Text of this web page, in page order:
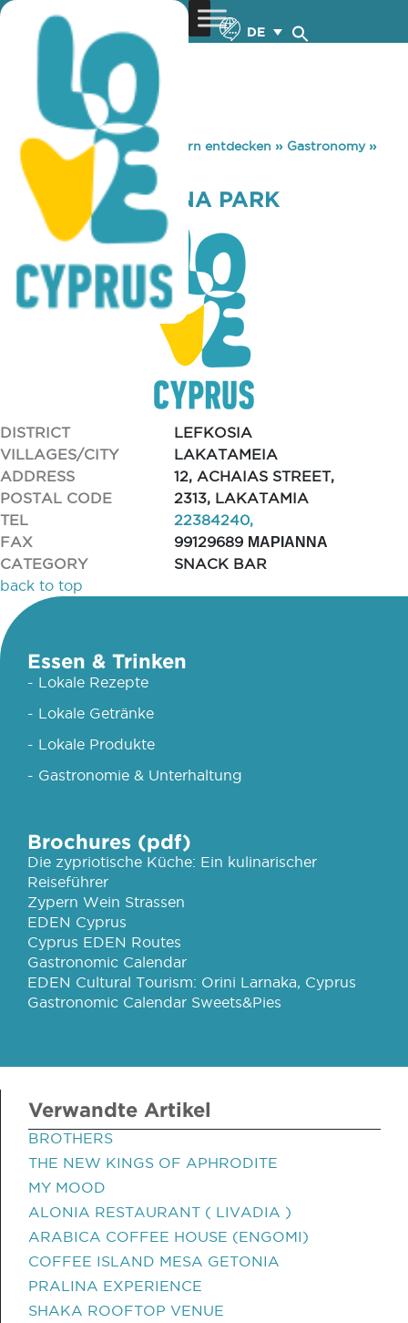
DE
You are here: Home »Zypern entdecken » Gastronomy»
CROCOLINO LUNA PARK
CROCOLINO LUNA PARK
DISTRICT
LEFKOSIA
VILLAGES/CITY
LAKATAMEIA
ADDRESS
12, ACHAIAS STREET,
POSTAL CODE
2313, LAKATAMIA
TEL
22384240,
FAX
99129689 ΜΑΡΙΑΝΝΑ
CATEGORY
SNACK BAR
back to top
Essen & Trinken
- Lokale Rezepte
- Lokale Getränke
- Lokale Produkte
- Gastronomie & Unterhaltung
Brochures (pdf)
Die zypriotische Küche: Ein kulinarischer
Reiseführer
Zypern Wein Strassen
EDEN Cyprus
Cyprus EDEN Routes
Gastronomic Calendar
EDEN Cultural Tourism: Orini Larnaka, Cyprus
Gastronomic Calendar Sweets&Pies
Verwandte Artikel
BROTHERS
THE NEW KINGS OF APHRODITE
MY MOOD
ALONIA RESTAURANT ( LIVADIA )
ARABICA COFFEE HOUSE (ENGOMI)
COFFEE ISLAND MESA GETONIA
PRALINA EXPERIENCE
SHAKA ROOFTOP VENUE